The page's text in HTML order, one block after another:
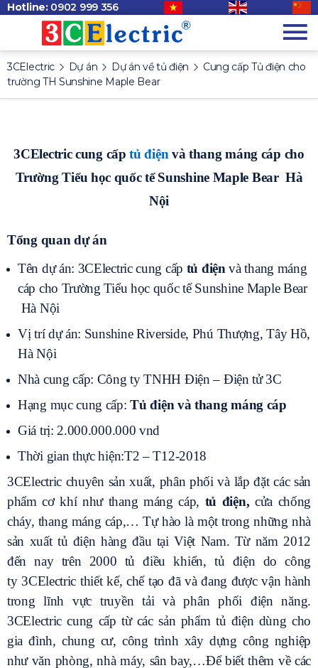
Hotline: 0902 999 356
3CElectric Dự án Dự án về tủ điện
Cung cấp Tủ điện cho
trường TH Sunshine Maple Bear
3CElectriccung cấptủ điện và thang máng cáp cho
Trường Tiểu học quốc tế Sunshine Maple Bear Hà
Nội
Tổng quan dự án
Tên dự án: 3CElectric cung cấp tủ điện và thang máng
cáp cho Trường Tiểu học quốc tế Sunshine Maple Bear
Hà Nội
Vị trí dự án: Sunshine Riverside, Phú Thượng, Tây Hồ,
Hà Nội
Nhà cung cấp: Công ty TNHH Điện – Điện tử 3C
Hạng mục cung cấp: Tủ điện và thang máng cáp
Giá trị: 2.000.000.000 vnd
Thời gian thực hiện:T2 – T12-2018
3CElectric chuyên sản xuất, phân phối và lắp đặt các sản
phẩm cơ khí như thang máng cáp, tủ điện, cửa chống
cháy, thang máng cáp,… Tự hào là một trong những nhà
sản xuất tủ điện hàng đầu tại Việt Nam. Từ năm 2012
đến nay trên 2000 tủ điều khiển, tủ điện do công
ty 3CElectric thiết kế, chế tạo đã và đang được vận hành
trong lĩnh vực truyền tải và phân phối điện năng.
3CElectric cung cấp từ các sản phẩm tủ điện dùng cho
gia đình, chung cư, công trình xây dựng công nghiệp
như văn phòng, nhà máy, sân bay,…Để biết thêm về các